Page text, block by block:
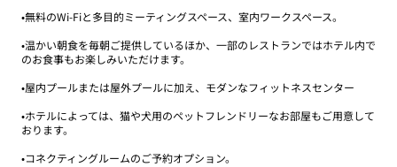
•無料のWi-Fiと多目的ミーティングスペース、室内ワークスペース。
•温かい朝食を毎朝ご提供しているほか、一部のレストランではホテル内で
のお食事もお楽しみいただけます。
•屋内プールまたは屋外プールに加え、モダンなフィットネスセンター
•ホテルによっては、猫や犬用のペットフレンドリーなお部屋もご用意して
おります。
•コネクティングルームのご予約オプション。